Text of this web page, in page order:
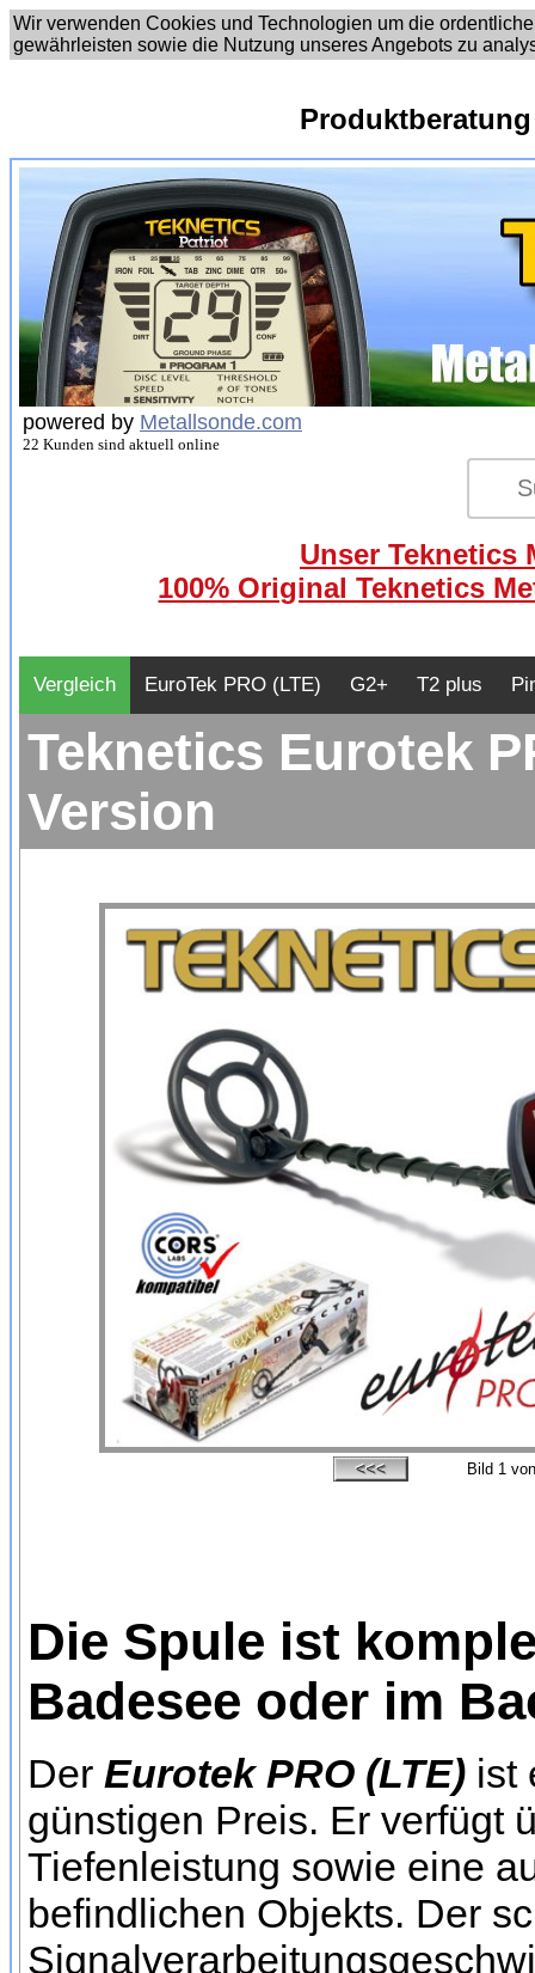
Wir verwenden Cookies und Technologien um die
gewährleisten sowie die Nutzung unseres Angebots zu
powered by Metallsonde.com
22 Kunden sind aktuell online
Unser Teknetics
100% Original Teknetics
Vergleich EuroTek PRO (LTE) G2+ T2 plus
Teknetics Eurotek
Version
Bild 1
Die Spule ist
Badesee oder im
Der Eurotek PRO (LTE) ist
günstigen Preis. Er verfügt
Tiefenleistung sowie eine
befindlichen Objekts. Der